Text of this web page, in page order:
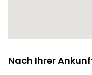
Nach Ihrer